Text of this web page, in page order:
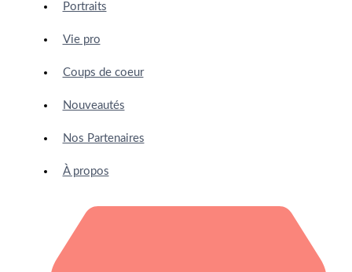
Portraits
Vie pro
Coups de coeur
Nouveautés
Nos Partenaires
À propos